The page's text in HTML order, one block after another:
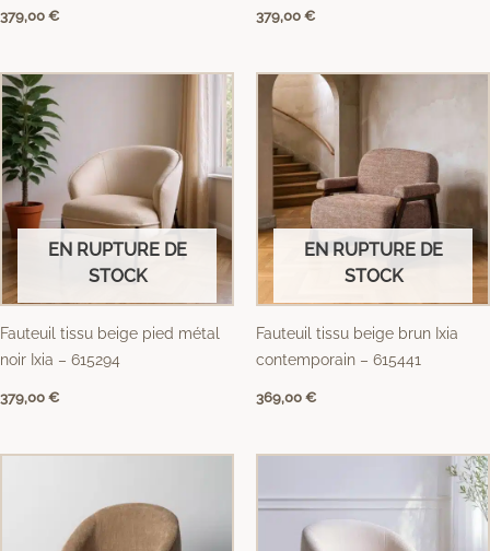
379,00 € 379,00 €
EN RUPTURE DE
STOCK
Fauteuil tissu beige pied métal
noir Ixia – 615294
379,00 €
EN RUPTURE DE
STOCK
Fauteuil tissu beige brun Ixia
contemporain – 615441
369,00 €